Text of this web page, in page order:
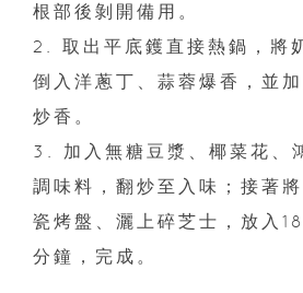
根部後剝開備用。
2. 取出平底鑊直接熱鍋，將
倒入洋蔥丁、蒜蓉爆香，並
炒香。
3. 加入無糖豆漿、椰菜花、
調味料，翻炒至入味；接著
瓷烤盤、灑上碎芝士，放入
分鐘，完成。